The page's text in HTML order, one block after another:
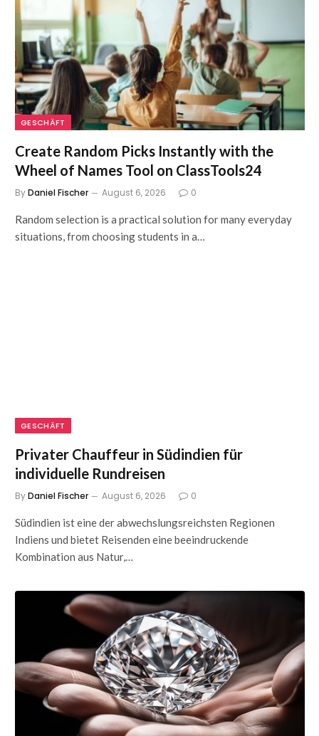
GESCHÄFT
Create Random Picks Instantly with the
Wheel of Names Tool on ClassTools24
ByDaniel Fischer August 6, 2026 0
Random selection is a practical solution for many everyday
situations, from choosing students in a…
GESCHÄFT
Privater Chauffeur in Südindien für
individuelle Rundreisen
ByDaniel Fischer August 6, 2026 0
Südindien ist eine der abwechslungsreichsten Regionen
Indiens und bietet Reisenden eine beeindruckende
Kombination aus Natur,…